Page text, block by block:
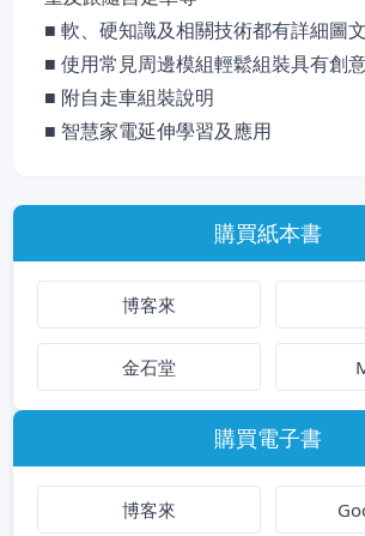
■ 軟、硬知識及相關技術都有詳細圖
■ 使用常見周邊模組輕鬆組裝具有創
■ 附自走車組裝說明
■ 智慧家電延伸學習及應用
購買紙本書
博客來
金石堂
購買電子書
博客來